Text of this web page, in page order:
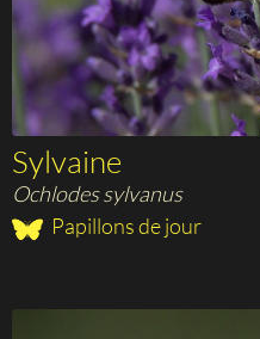
Sylvaine
Ochlodes sylvanus
Papillons de jour